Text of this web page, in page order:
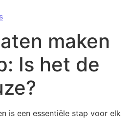
maken
Is het de
is een essentiële stap voor elk